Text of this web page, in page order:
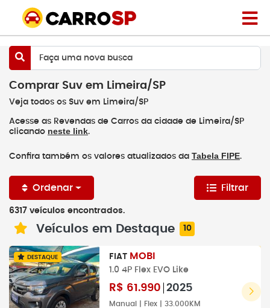
Faça uma nova busca
Comprar Suv em Limeira/SP
Veja todos os Suv em Limeira/SP
Acesse as Revendas de Carros da cidade de Limeira/SP
clicando neste link.
Confira também os valores atualizados da Tabela FIPE.
Ordenar Filtrar
6317 veículos encontrados.
Veículos em Destaque 10
DESTAQUE FIAT MOBI
1.0 4P Flex EVO Like
R$ 61.990 2025
Manual | Flex | 33.000KM